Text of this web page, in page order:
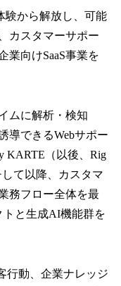
験から解放し、可能
カスタマーサポー
業向けSaaS事業を
ムに解析・検知
導できるWebサポー
KARTE（以後、Rig
して以降、カスタマ
務フロー全体を最
と生成AI機能群を
行動、企業ナレッジ